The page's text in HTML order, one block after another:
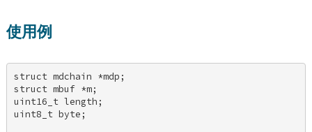
使用例
struct mdchain *mdp;
struct mbuf *m;
uint16_t length;
uint8_t byte;